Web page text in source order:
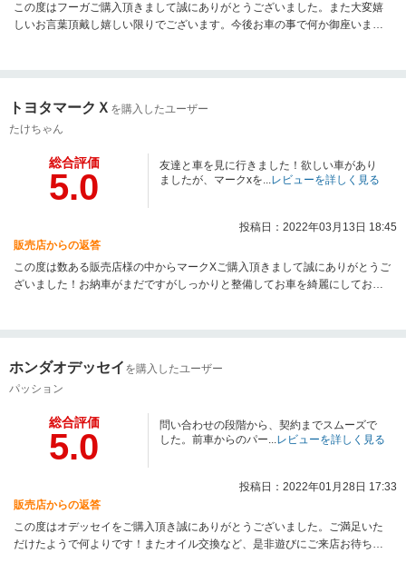
この度はフーガご購入頂きまして誠にありがとうございました。また大変嬉
しいお言葉頂戴し嬉しい限りでございます。今後お車の事で何か御座いまし
トヨタマークＸ を購入したユーザー
たけちゃん
総合評価
5.0
友達と車を見に行きました！欲しい車があり
ましたが、マークxを...レビューを詳しく見る
投稿日：2022年03月13日 18:45
販売店からの返答
この度は数ある販売店様の中からマークXご購入頂きまして誠にありがとうご
ざいました！お納車がまだですがしっかりと整備してお車を綺麗にしてお渡
ホンダオデッセイ を購入したユーザー
パッション
総合評価
5.0
問い合わせの段階から、契約までスムーズで
した。前車からのパー...レビューを詳しく見る
投稿日：2022年01月28日 17:33
販売店からの返答
この度はオデッセイをご購入頂き誠にありがとうございました。ご満足いた
だけたようで何よりです！またオイル交換など、是非遊びにご来店お待ちし